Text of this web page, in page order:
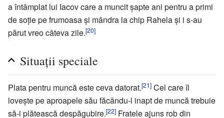
a întâmplat lui Iacov care a muncit șapte ani pentru a primi
de soție pe frumoasa și mândra la chip Rahela și i s-au
părut vreo câteva zile.[20]
Situații speciale
Plata pentru muncă este ceva datorat.[21] Cel care îl
lovește pe aproapele său făcându-l inapt de muncă trebuie
să-i plătească despăgubire.[22] Fratele ajuns rob din